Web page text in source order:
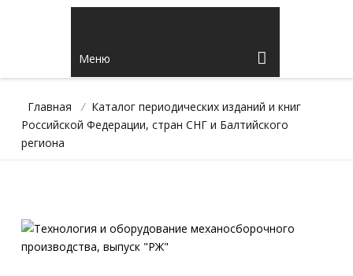
Меню
Главная / Каталог периодических изданий и книг
Российской Федерации, стран СНГ и Балтийского
региона